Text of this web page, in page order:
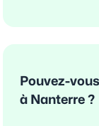
Pouvez-
à Nanterre ?